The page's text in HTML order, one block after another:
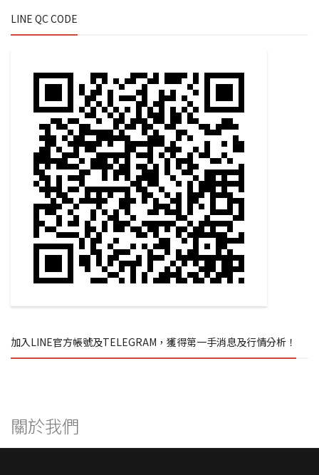
LINE QC CODE
加入LINE官方帳號及TELEGRAM，獲得第一手消息及行情分析！
關於我們